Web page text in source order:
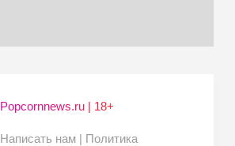
Popcornnews.ru | 18+
Написать нам | Политика